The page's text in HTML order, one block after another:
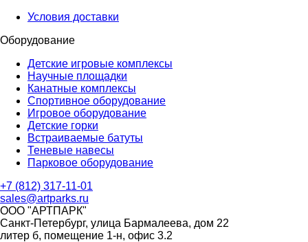
Условия доставки
Оборудование
Детские игровые комплексы
Научные площадки
Канатные комплексы
Спортивное оборудование
Игровое оборудование
Детские горки
Встраиваемые батуты
Теневые навесы
Парковое оборудование
+7 (812) 317-11-01
sales@artparks.ru
ООО "АРТПАРК"
Санкт-Петербург, улица Бармалеева, дом 22
литер б, помещение 1-н, офис 3.2